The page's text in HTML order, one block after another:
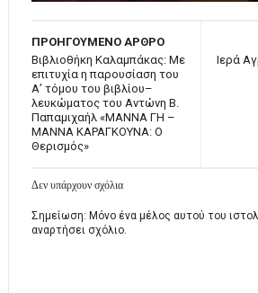
Ιερά
ΠΡΟΗΓΟΥΜΕΝΟ ΑΡΘΡΟ
Βιβλιοθήκη Καλαμπάκας: Με
επιτυχία η παρουσίαση του
Α’ τόμου του βιβλίου–
λευκώματος του Αντώνη Β.
Παπαμιχαήλ «ΜΑΝΝΑ ΓΗ –
ΜΑΝΝΑ ΚΑΡΑΓΚΟΥΝΑ: Ο
Θερισμός»
Δεν υπάρχουν σχόλια
Σημείωση: Μόνο ένα μέλος αυτού του
αναρτήσει σχόλιο.